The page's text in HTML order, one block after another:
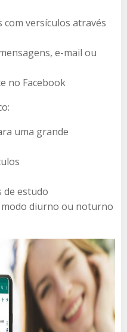
versículos através
e-mail ou
no Facebook
uma grande
de estudo
modo diurno ou noturno